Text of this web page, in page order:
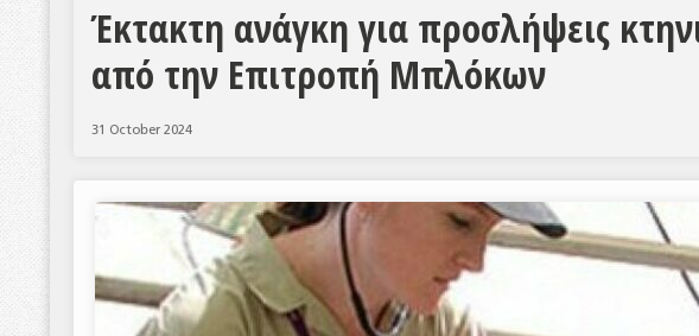
Έκτακτη ανάγκη για προσλήψεις
από την Επιτροπή Μπλόκων
31 October 2024